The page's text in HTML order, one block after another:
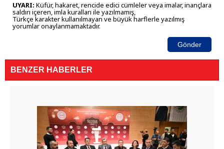
UYARI: Küfür, hakaret, rencide edici cümleler veya imalar, inançlara
saldırı içeren, imla kuralları ile yazılmamış,
Türkçe karakter kullanılmayan ve büyük harflerle yazılmış
yorumlar onaylanmamaktadır.
Gönder
BENZER HABERLER